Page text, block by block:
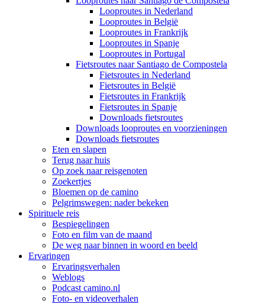
Looproutes in Nederland
Looproutes in België
Looproutes in Frankrijk
Looproutes in Spanje
Looproutes in Portugal
Fietsroutes naar Santiago de Compostela
Fietsroutes in Nederland
Fietsroutes in België
Fietsroutes in Frankrijk
Fietsroutes in Spanje
Downloads fietsroutes
Downloads looproutes en voorzieningen
Downloads fietsroutes
Eten en slapen
Terug naar huis
Op zoek naar reisgenoten
Zoekertjes
Bloemen op de camino
Pelgrimswegen: nader bekeken
Spirituele reis
Bespiegelingen
Foto en film van de maand
De weg naar binnen in woord en beeld
Ervaringen
Ervaringsverhalen
Weblogs
Podcast camino.nl
Foto- en videoverhalen